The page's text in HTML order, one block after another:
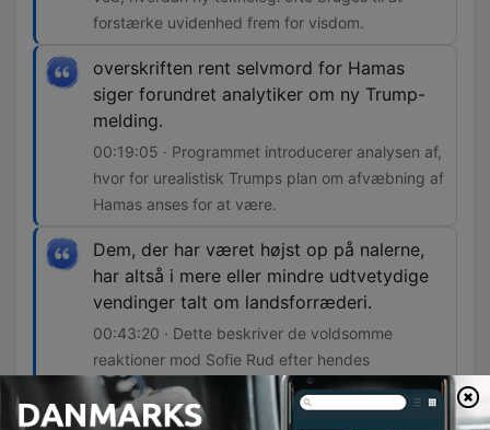
forstærke uvidenhed frem for visdom.
overskriften rent selvmord for Hamas
siger forundret analytiker om ny Trump-
melding.
00:19:05 · Programmet introducerer analysen af,
hvor for urealistisk Trumps plan om afvæbning af
Hamas anses for at være.
Dem, der har været højst op på nalerne,
har altså i mere eller mindre udtvetydige
vendinger talt om landsforræderi.
00:43:20 · Dette beskriver de voldsomme
reaktioner mod Sofie Rud efter hendes
ansættelse ved den amerikanske ambassade.